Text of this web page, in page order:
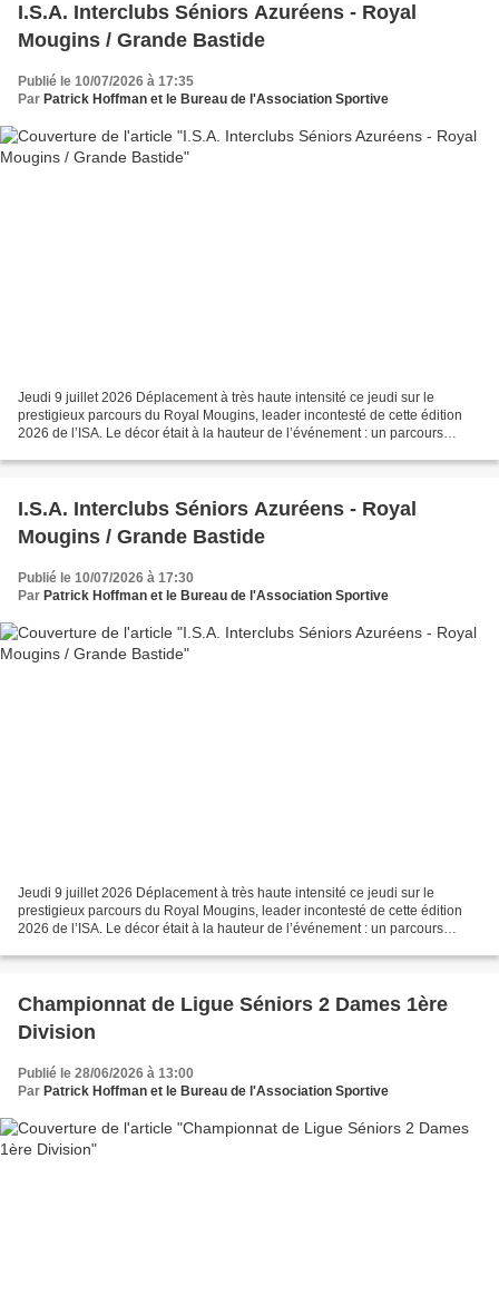
I.S.A. Interclubs Séniors Azuréens - Royal
Mougins / Grande Bastide
Publié le 10/07/2026 à 17:35
Par Patrick Hoffman et le Bureau de l'Association Sportive
Jeudi 9 juillet 2026 Déplacement à très haute intensité ce jeudi sur le
prestigieux parcours du Royal Mougins, leader incontesté de cette édition
2026 de l’ISA. Le décor était à la hauteur de l’événement : un parcours
I.S.A. Interclubs Séniors Azuréens - Royal
Mougins / Grande Bastide
Publié le 10/07/2026 à 17:30
Par Patrick Hoffman et le Bureau de l'Association Sportive
Jeudi 9 juillet 2026 Déplacement à très haute intensité ce jeudi sur le
prestigieux parcours du Royal Mougins, leader incontesté de cette édition
2026 de l’ISA. Le décor était à la hauteur de l’événement : un parcours
Championnat de Ligue Séniors 2 Dames 1ère
Division
Publié le 28/06/2026 à 13:00
Par Patrick Hoffman et le Bureau de l'Association Sportive